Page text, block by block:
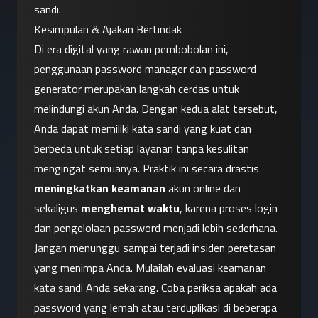
sandi.
Kesimpulan & Ajakan Bertindak
Di era digital yang rawan pembobolan ini,
penggunaan password manager dan password
generator merupakan langkah cerdas untuk
melindungi akun Anda. Dengan kedua alat tersebut,
Anda dapat memiliki kata sandi yang kuat dan
berbeda untuk setiap layanan tanpa kesulitan
meningkatkan keamanan akun online dan
sekaligus menghemat waktu, karena proses login
dan pengelolaan password menjadi lebih sederhana.
Jangan menunggu sampai terjadi insiden peretasan
yang menimpa Anda. Mulailah evaluasi keamanan
kata sandi Anda sekarang. Coba periksa apakah ada
password yang lemah atau terduplikasi di beberapa